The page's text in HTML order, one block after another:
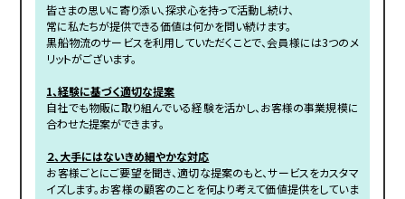
皆さまの思いに寄り添い、探求心を持って活動し続け、
常に私たちが提供できる価値は何かを問い続けます。
黒船物流のサービスを利用していただくことで、会員様には3つのメ
リットがございます。
1、経験に基づく適切な提案
自社でも物販に取り組んでいる経験を活かし、お客様の事業規模に
合わせた提案ができます。
２、大手にはないきめ細やかな対応
お客様ごとにご要望を聞き、適切な提案のもと、サービスをカスタマ
イズします。お客様の顧客のことを何より考えて価値提供をしていま